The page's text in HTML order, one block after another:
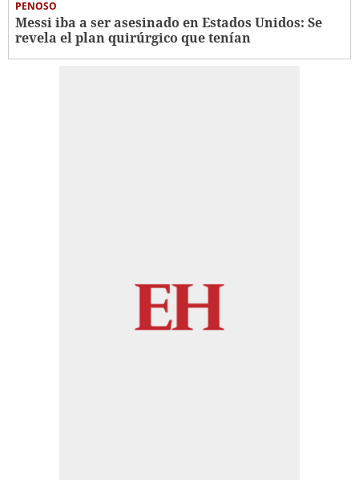
PENOSO
Messi iba a ser asesinado en Estados Unidos: Se
revela el plan quirúrgico que tenían